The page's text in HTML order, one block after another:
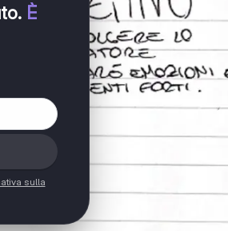
. È
sulla